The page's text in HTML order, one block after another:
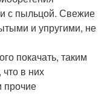
с пыльцой. Свежие
и упругими, не
покачать, таким
в них
прочие